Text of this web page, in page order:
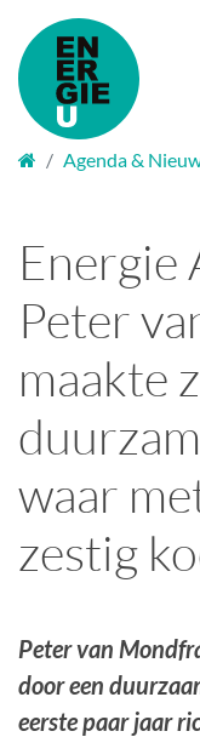
Welkom
Agenda &
Energie
Peter
maakte
waar
zestig
Peter van
door een
eerste paar jaar